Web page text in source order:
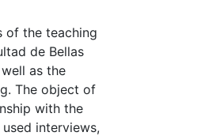
of the teaching
de Bellas
as the
The object of
with the
interviews,